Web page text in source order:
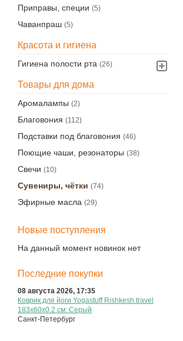
Приправы, специи (5)
Чаванпраш (5)
Красота и гигиена
Гигиена полости рта (26)
Товары для дома
Аромалампы (2)
Благовония (112)
Подставки под благовония (46)
Поющие чаши, резонаторы (38)
Свечи (10)
Сувениры, чётки (74)
Эфирные масла (29)
Новые поступления
На данный момент новинок нет
Последние покупки
08 августа 2026, 17:35